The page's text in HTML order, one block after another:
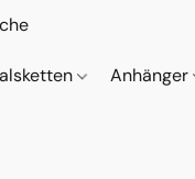
Anhänger